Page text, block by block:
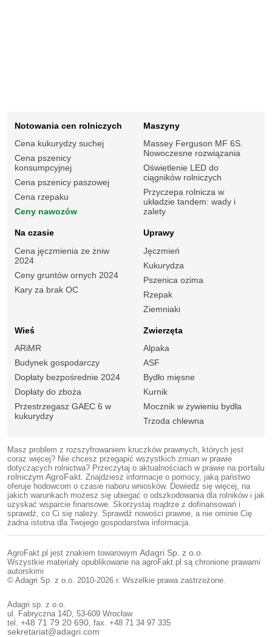
Notowania cen rolniczych
Cena kukurydzy suchej
Cena pszenicy
konsumpcyjnej
Cena pszenicy paszowej
Cena rzepaku
Ceny nawozów
Maszyny
Massey Ferguson MF 6S.
Nowoczesne rozwiązania
Oświetlenie LED do
ciągników rolniczych
Przyczepa rolnicza w
układzie tandem: wady i
zalety
Na czasie
Cena jęczmienia ze żniw
2024
Ceny gruntów ornych 2024
Kary za brak OC
Uprawy
Jęczmień
Kukurydza
Pszenica ozima
Rzepak
Ziemniaki
Wieś
ARiMR
Budynek gospodarczy
Dopłaty bezpośrednie 2024
Dopłaty do zboża
Przestrzegasz GAEC 6 w
kukurydzy
Zwierzęta
Alpaka
ASF
Bydło mięsne
Kurnik
Mocznik w żywieniu bydła
Trzoda chlewna
Masz problem z rozszyfrowaniem kruczków prawnych, których jest
coraz więcej? Nie chcesz przegapić wszystkich zmian w prawie
dotyczących rolnictwa? Przeczytaj o aktualnościach w prawie na portalu
rolniczym AgroFakt. Znajdziesz informacje o pomocy, jaką państwo
oferuje hodowcom o czasie naboru wniosków. Dowiedz się więcej, na
jakich warunkach możesz się ubiegać o odszkodowania dla rolników i jak
uzyskać wsparcie finansowe. Skorzystaj mądrze z dofinansowań i
sprawdź, co Ci się należy. Sprawdź nowości prawne, a nie ominie Cię
żadna istotna dla Twojego gospodarstwa informacja.
AgroFakt.pl jest znakiem towarowym Adagri Sp. z o.o.
Wszystkie materiały opublikowane na agroFakt.pl są chronione prawami
autorskimi
© Adagri Sp. z o.o. 2010-2026 r. Wszelkie prawa zastrzeżone.
Adagri sp. z o.o.
ul. Fabryczna 14D, 53-609 Wrocław
tel. +48 71 79 20 690, fax. +48 71 34 97 335
sekretariat@adagri.com